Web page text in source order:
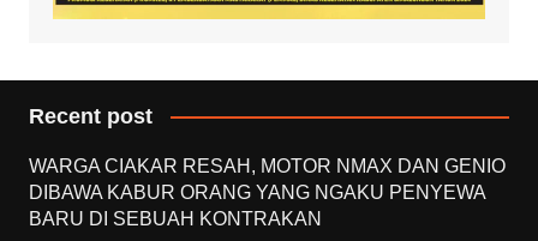
Recent post
WARGA CIAKAR RESAH, MOTOR NMAX DAN GENIO
DIBAWA KABUR ORANG YANG NGAKU PENYEWA
BARU DI SEBUAH KONTRAKAN